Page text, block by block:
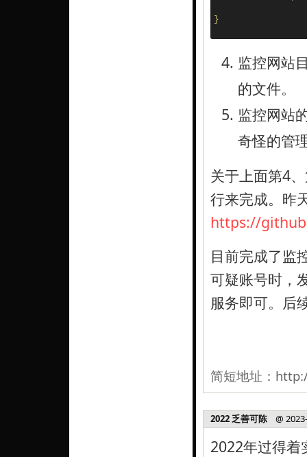
}
监控网站
的文件。
监控网站
奇怪的管
关于上面第4
行来完成。昨
https://
目前完成了监
可疑账号时，
服务即可。后
简短地址：
2022 乏善可陈 @
2022年过得着